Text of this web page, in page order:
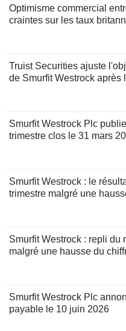
Optimisme commercial
craintes sur les taux
Truist Securities ajuste
de Smurfit Westrock après
Smurfit Westrock Plc
trimestre clos le 31 mars
Smurfit Westrock : le
trimestre malgré une
Smurfit Westrock : repli du
malgré une hausse du
Smurfit Westrock Plc
payable le 10 juin 2026